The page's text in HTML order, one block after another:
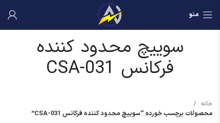
منو
سوییچ محدود کننده
فرکانس CSA-031
خانه
محصولات برچسب خورده “سوییچ محدود کننده فرکانس CSA-031”